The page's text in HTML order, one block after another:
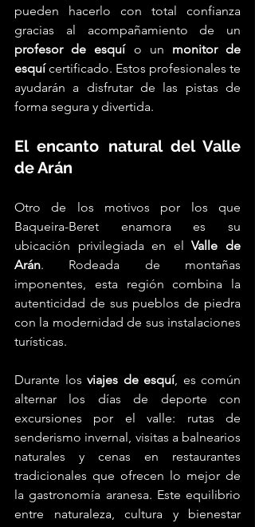
pueden hacerlo con total confianza
profesor de esquí o un monitor de
esquí certificado. Estos profesionales te
ayudarán a disfrutar de las pistas de
forma segura y divertida.
El encanto natural del Valle
de Arán
Otro de los motivos por los que
Baqueira-Beret enamora es su
ubicación privilegiada en el Valle de
Arán. Rodeada de montañas
imponentes, esta región combina la
autenticidad de sus pueblos de piedra
con la modernidad de sus instalaciones
turísticas.
Durante los viajes de esquí, es común
alternar los días de deporte con
excursiones por el valle: rutas de
senderismo invernal, visitas a balnearios
naturales y cenas en restaurantes
tradicionales que ofrecen lo mejor de
la gastronomía aranesa. Este equilibrio
entre naturaleza, cultura y bienestar